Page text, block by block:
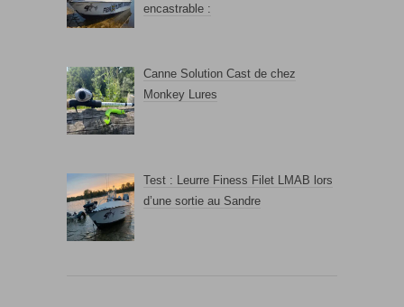
encastrable :
Canne Solution Cast de chez
Monkey Lures
Test : Leurre Finess Filet LMAB lors
d’une sortie au Sandre